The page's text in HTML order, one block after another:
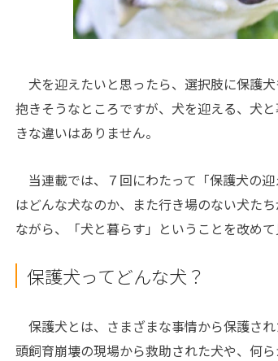
犬を迎えたいと思ったら、選択肢に保護
抱きそうなところですが、犬を迎える、犬
きな違いはありません。
当連載では、７回にわたって「保護犬の
はどんな犬なのか、また行き場のない犬た
ながら、「犬と暮らす」ということを改めて
保護犬ってどんな犬？
保護犬とは、さまざまな事情から保護さ
頭飼育崩壊の現場から救助された犬や、何